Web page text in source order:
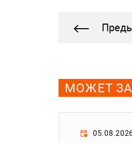
МОЖЕТ